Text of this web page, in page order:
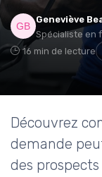
Geneviève
Spécialiste en
16 min de lecture
Découvrez
demande
des